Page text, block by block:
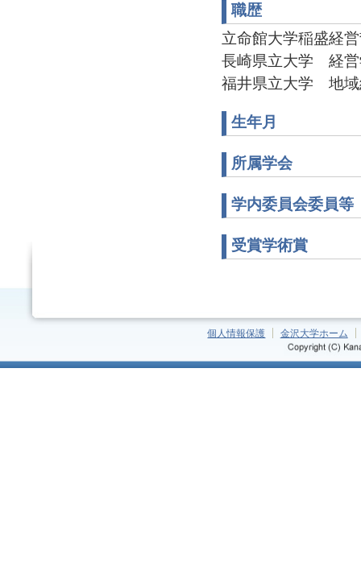
職歴
立命館大学稲盛経
長崎県立大学 経
福井県立大学 地
生年月
所属学会
学内委員会委員等
受賞学術賞
個人情報保護 金沢大学ホーム